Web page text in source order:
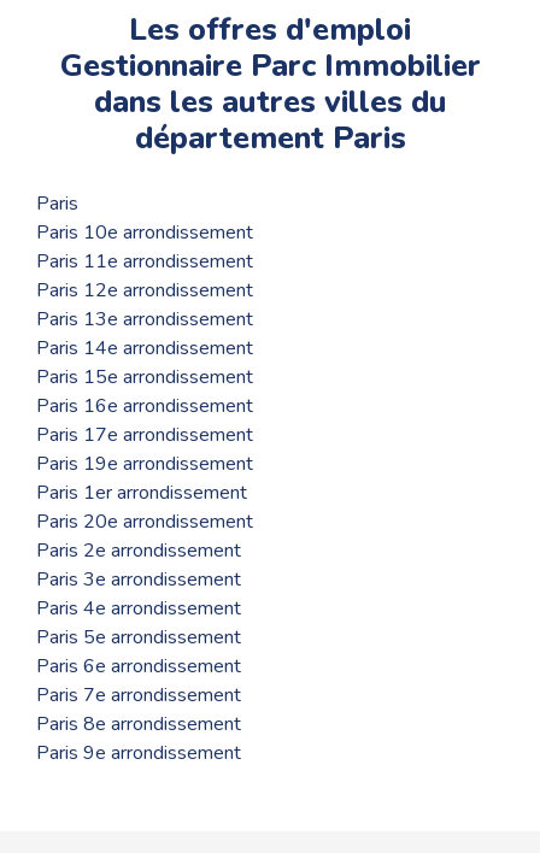
Les offres d'emploi
Gestionnaire Parc Immobilier
dans les autres villes du
département Paris
Paris
Paris 10e arrondissement
Paris 11e arrondissement
Paris 12e arrondissement
Paris 13e arrondissement
Paris 14e arrondissement
Paris 15e arrondissement
Paris 16e arrondissement
Paris 17e arrondissement
Paris 19e arrondissement
Paris 1er arrondissement
Paris 20e arrondissement
Paris 2e arrondissement
Paris 3e arrondissement
Paris 4e arrondissement
Paris 5e arrondissement
Paris 6e arrondissement
Paris 7e arrondissement
Paris 8e arrondissement
Paris 9e arrondissement